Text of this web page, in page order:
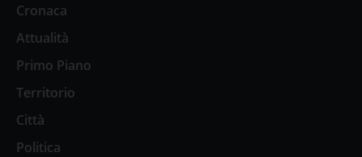
Cronaca
Attualità
Primo Piano
Territorio
Città
Politica